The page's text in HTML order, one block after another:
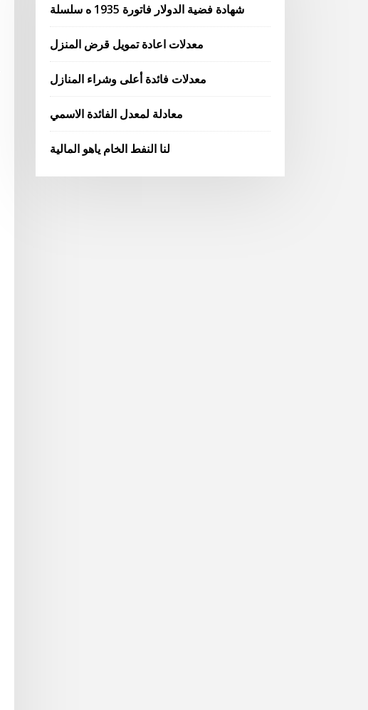
شهادة فضية الدولار فاتورة 1935 ه سلسلة
معدلات اعادة تمويل قرض المنزل
معدلات فائدة أعلى وشراء المنازل
معادلة لمعدل الفائدة الاسمي
لنا النفط الخام ياهو المالية